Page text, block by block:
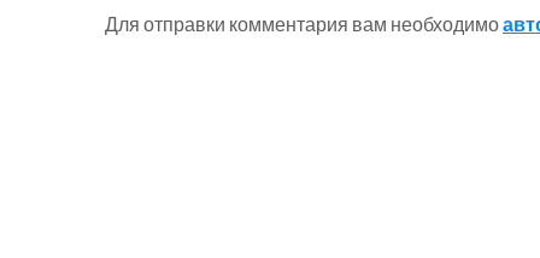
Для отправки комментария вам необходимо